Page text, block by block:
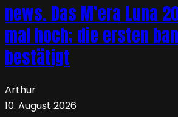
news. Das M’era Luna
mal hoch; die ersten
bestätigt
Arthur
10. August 2026